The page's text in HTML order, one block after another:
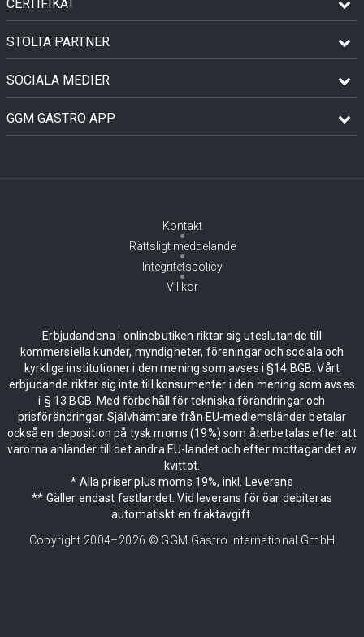
CERTIFIKAT
STOLTA PARTNER
SOCIALA MEDIER
GGM GASTRO APP
Kontakt
Rättsligt meddelande
Integritetspolicy
Villkor
Erbjudandena i onlinebutiken riktar sig uteslutande till
kommersiella kunder, myndigheter, föreningar och sociala och
kyrkliga institutioner i den mening som avses i §14 BGB. Vårt
erbjudande riktar sig inte till konsumenter i den mening som avses
i § 13 BGB. Med förbehåll för tekniska förändringar och
prisförändringar. Självhämtare från EU-medlemsländer betalar
också en deposition på tysk moms (19%) som återbetalas efter att
varorna anländer till det andra EU-landet och efter mottagandet av
kvittot.
* Alla priser plus moms 19%, inkl. Leverans
** Gäller endast fastlandet. Vid leverans för öar debiteras
automatiskt en fraktavgift.
Copyright 2004–2026 © GGM Gastro International GmbH